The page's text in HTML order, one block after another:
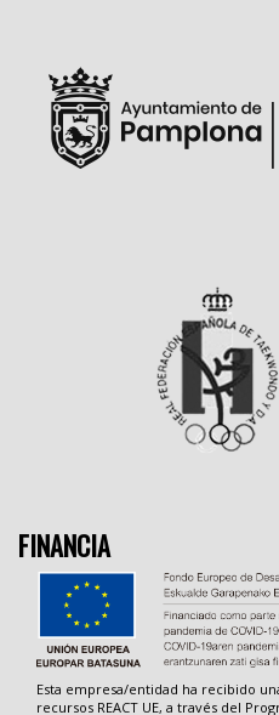
FINANCIA
Esta empresa/entidad ha recibido
recursos REACT UE, a través del